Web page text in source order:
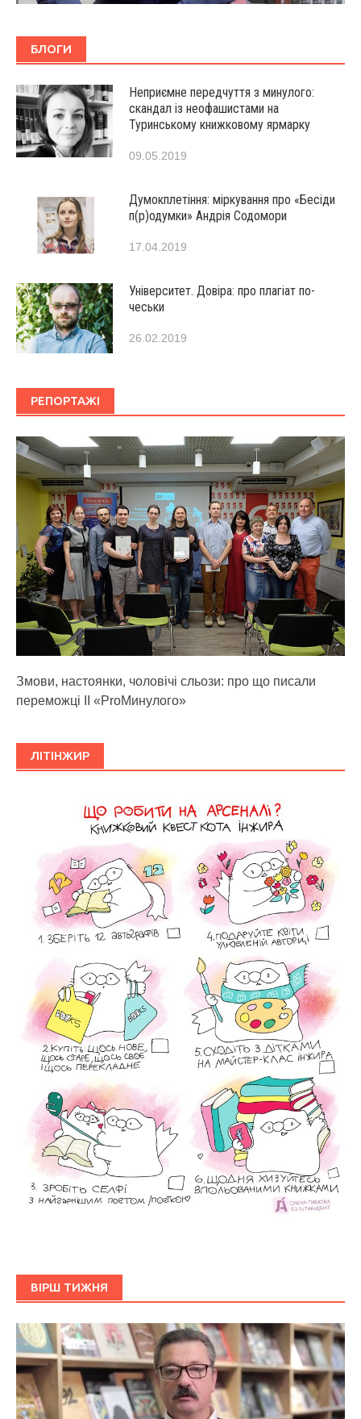
БЛОГИ
Неприємне передчуття з минулого:
скандал із неофашистами на
Туринському книжковому ярмарку
09.05.2019
Думокплетіння: міркування про «Бесіди
п(р)одумки» Андрія Содомори
17.04.2019
Університет. Довіра: про плагіат по-
чеськи
26.02.2019
РЕПОРТАЖІ
Змови, настоянки, чоловічі сльози: про що писали
переможці ІІ «ProМинулого»
ЛІТІНЖИР
ВІРШ ТИЖНЯ